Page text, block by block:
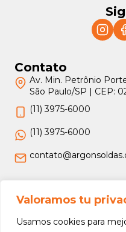
Valoramos tu
Usamos cookies para
Contato
Av. Min. Petrônio
São Paulo/SP | CEP:
(11) 3975-6000
(11) 3975-6000
Jurídico
Termos e Condições
Política de Privacidade